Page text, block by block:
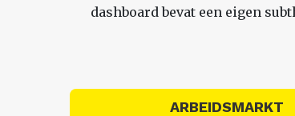
dashboard bevat een eigen
ARBEIDSMARKT